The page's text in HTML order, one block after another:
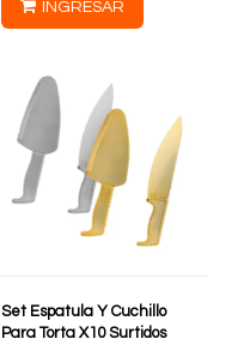
INGRESAR
Set Espatula Y Cuchillo
Para Torta X10 Surtidos